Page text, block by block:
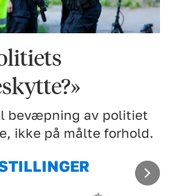
bevæpning av politiet
ikke på målte forhold.